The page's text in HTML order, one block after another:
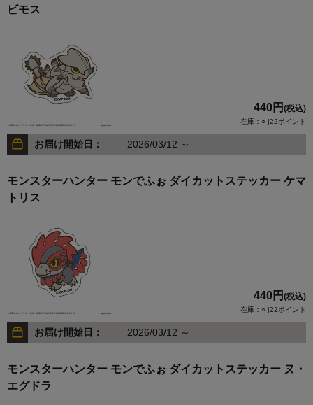
ビモス
440円 (税込)
在庫：○ |22ポイント
お届け開始日： 2026/03/12 ～
モンスターハンター モンでふぉ ダイカットステッカー ケマ
トリス
440円 (税込)
在庫：○ |22ポイント
お届け開始日： 2026/03/12 ～
モンスターハンター モンでふぉ ダイカットステッカー ヌ・
エグドラ